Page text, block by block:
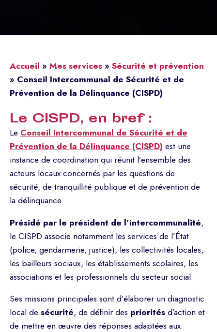
Accueil » Mes services » Sécurité et prévention
» Conseil Intercommunal de Sécurité et de
Prévention de la Délinquance (CISPD)
Le CISPD, en bref :
Le Conseil Intercommunal de Sécurité et de
Prévention de la Délinquance (CISPD) est une
instance de coordination qui réunit l’ensemble des
acteurs locaux concernés par les questions de
sécurité, de tranquillité publique et de prévention de
la délinquance.
Présidé par le président de l’intercommunalité,
le CISPD associe notamment les services de l’État
(police, gendarmerie, justice), les collectivités locales,
les bailleurs sociaux, les établissements scolaires, les
associations et les professionnels du secteur social.
Ses missions principales sont d’élaborer un diagnostic
local de sécurité, de définir des prioritésd’action et
de mettre en œuvre des réponses adaptées aux